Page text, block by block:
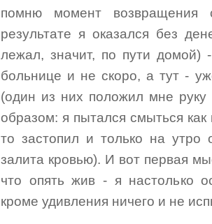
помню момент возвращения
результате я оказался без
лежал, значит, по пути домой)
больнице и не скоро, а тут -
(один из них положил мне
образом: я пытался смыться
то застопил и только на утро
залита кровью). И вот первая
что опять жив - я настолько
кроме удивления ничего и не